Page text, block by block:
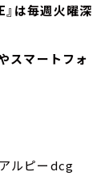
は毎週火曜深
スマートフォ
ルピーdcg